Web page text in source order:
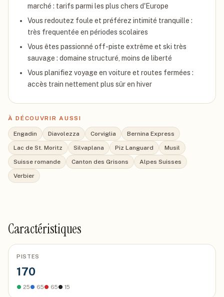
marché : tarifs parmi les plus chers d'Europe
Vous redoutez foule et préférez intimité tranquille :
très frequentée en périodes scolaires
Vous êtes passionné off-piste extrême et ski très
sauvage : domaine structuré, moins de liberté
Vous planifiez voyage en voiture et routes fermées :
accès train nettement plus sûr en hiver
À DÉCOUVRIR AUSSI
Engadin Diavolezza Corviglia
Bernina Express
Lac de St. Moritz
Silvaplana Piz Languard
Musil
Suisse romande
Canton des Grisons
Alpes Suisses
Verbier
Caractéristiques
PISTES
170
● 25● 65● 65● 15